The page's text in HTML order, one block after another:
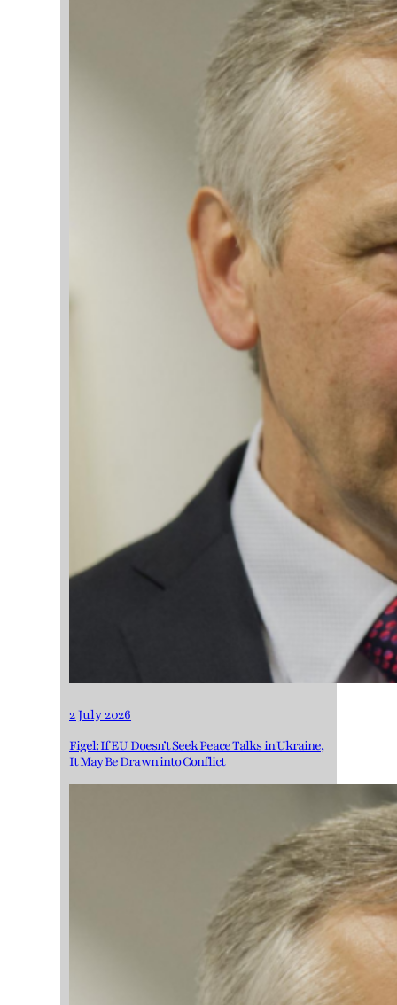
2 July 2026
Figel: If EU Doesn’t Seek Peace Talks in Ukraine,
It May Be Drawn into Conflict